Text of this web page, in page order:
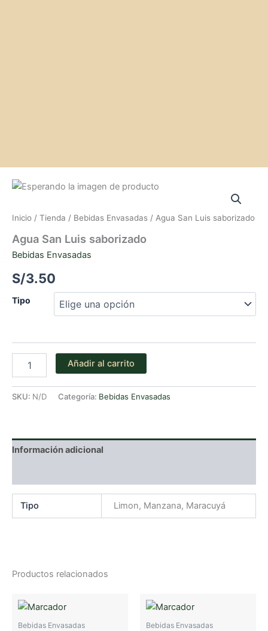
Inicio / Tienda / Bebidas Envasadas / Agua San Luis saborizado
Agua San Luis saborizado
Bebidas Envasadas
S/3.50
Tipo
saborizado
Añadir al carrito
SKU: N/D Categoría: Bebidas Envasadas
Información adicional
Tipo Limon, Manzana, Maracuyá
Productos relacionados
Bebidas Envasadas Bebidas Envasadas